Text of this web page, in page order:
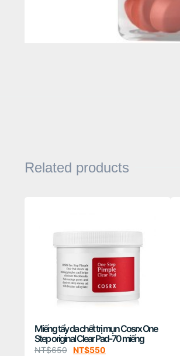
Related products
Miếng tẩy da chết trị mụn Cosrx One
Step original Clear Pad-70 miếng
NT$650 NT$550